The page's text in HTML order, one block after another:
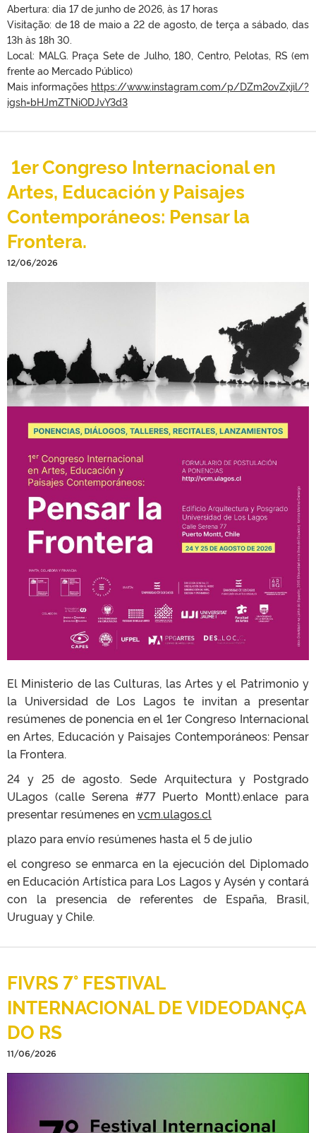
Abertura: dia 17 de junho de 2026, às 17 horas
Visitação: de 18 de maio a 22 de agosto, de terça a sábado, das
13h às 18h 30.
Local: MALG. Praça Sete de Julho, 180, Centro, Pelotas, RS (em
frente ao Mercado Público)
Mais informações https://www.instagram.com/p/DZm2ovZxjil/?
igsh=bHJmZTNiODJvY3d3
1er Congreso Internacional en
Artes, Educación y Paisajes
Contemporáneos: Pensar la
Frontera.
12/06/2026
El Ministerio de las Culturas, las Artes y el Patrimonio y
la Universidad de Los Lagos te invitan a presentar
resúmenes de ponencia en el 1er Congreso Internacional
en Artes, Educación y Paisajes Contemporáneos: Pensar
la Frontera.
24 y 25 de agosto. Sede Arquitectura y Postgrado
ULagos (calle Serena #77 Puerto Montt).enlace para
presentar resúmenes envcm.ulagos.cl
plazo para envío resúmenes hasta el 5 de julio
el congreso se enmarca en la ejecución del Diplomado
en Educación Artística para Los Lagos y Aysén y contará
con la presencia de referentes de España, Brasil,
Uruguay y Chile.
FIVRS 7° FESTIVAL
INTERNACIONAL DE VIDEODANÇA
DO RS
11/06/2026